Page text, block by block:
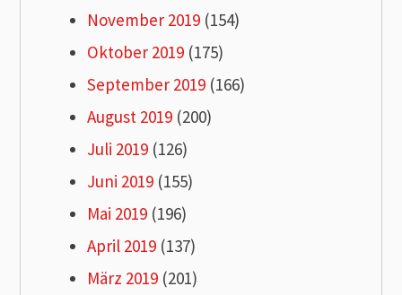
November 2019 (154)
Oktober 2019 (175)
September 2019 (166)
August 2019 (200)
Juli 2019 (126)
Juni 2019 (155)
Mai 2019 (196)
April 2019 (137)
März 2019 (201)